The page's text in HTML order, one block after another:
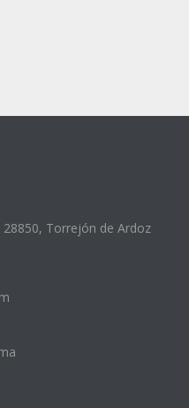
Torrejón de Ardoz